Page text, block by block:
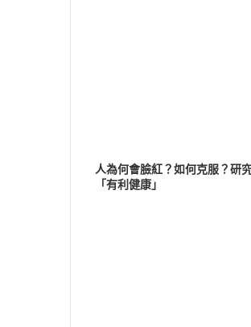
人為何會臉紅？如何克服？研
「有利健康」